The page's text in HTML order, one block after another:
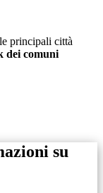
principali città
dei comuni
su